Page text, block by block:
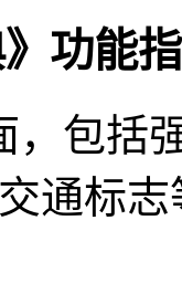
》功能
，包括
通标